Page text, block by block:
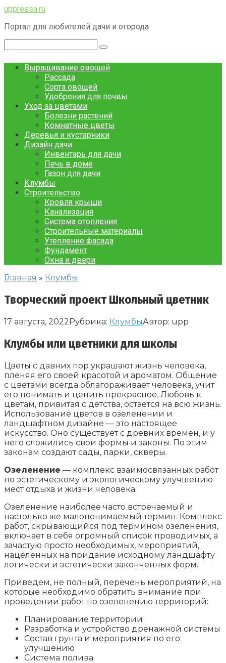
Перейти
контенту
uppressa.ru
Портал для любителей дачи и огорода
Выращивание овощей
Рассада
Сорта овощей
Удобрения для почвы
Уход за цветами
Болезни растений
Комнатные цветы
Деревья и кустарники
Дизайн дачи
Инвентарь для дачи
Печь в доме
Газон для дачи
Клумбы
Строительство
Кровля крыши
Канализация
Система отопления
Строительные материалы
Утепление фасада
Фундамент
Окна и двери
Главная » Клумбы
Творческий проект Школьный цветник
17 августа, 2022Рубрика: КлумбыАвтор: upp
Клумбы или цветники для школы
Цветы с давних пор украшают жизнь человека,
пленяя его своей красотой и ароматом. Общение
с цветами всегда облагораживает человека, учит
его понимать и ценить прекрасное. Любовь к
цветам, привитая с детства, остается на всю жизнь.
Использование цветов в озеленении и
ландшафтном дизайне — это настоящее
искусство. Оно существует с древних времен, и у
него сложились свои формы и законы. По этим
законам создают сады, парки, скверы.
Озеленение — комплекс взаимосвязанных работ
по эстетическому и экологическому улучшению
мест отдыха и жизни человека.
Озеленение наиболее часто встречаемый и
настолько же малопонимаемый термин. Комплекс
работ, скрывающийся под термином озеленения,
включает в себя огромный список проводимых, а
зачастую просто необходимых, мероприятий,
нацеленных на придание исходному ландшафту
логически и эстетически законченных форм.
Приведем, не полный, перечень мероприятий, на
которые необходимо обратить внимание при
проведении работ по озеленению территорий:
Планирование территории
Разработка и устройство дренажной системы
Состав грунта и мероприятия по его
улучшению
Система полива